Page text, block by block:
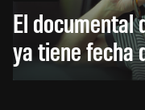
El documental
ya tiene fecha